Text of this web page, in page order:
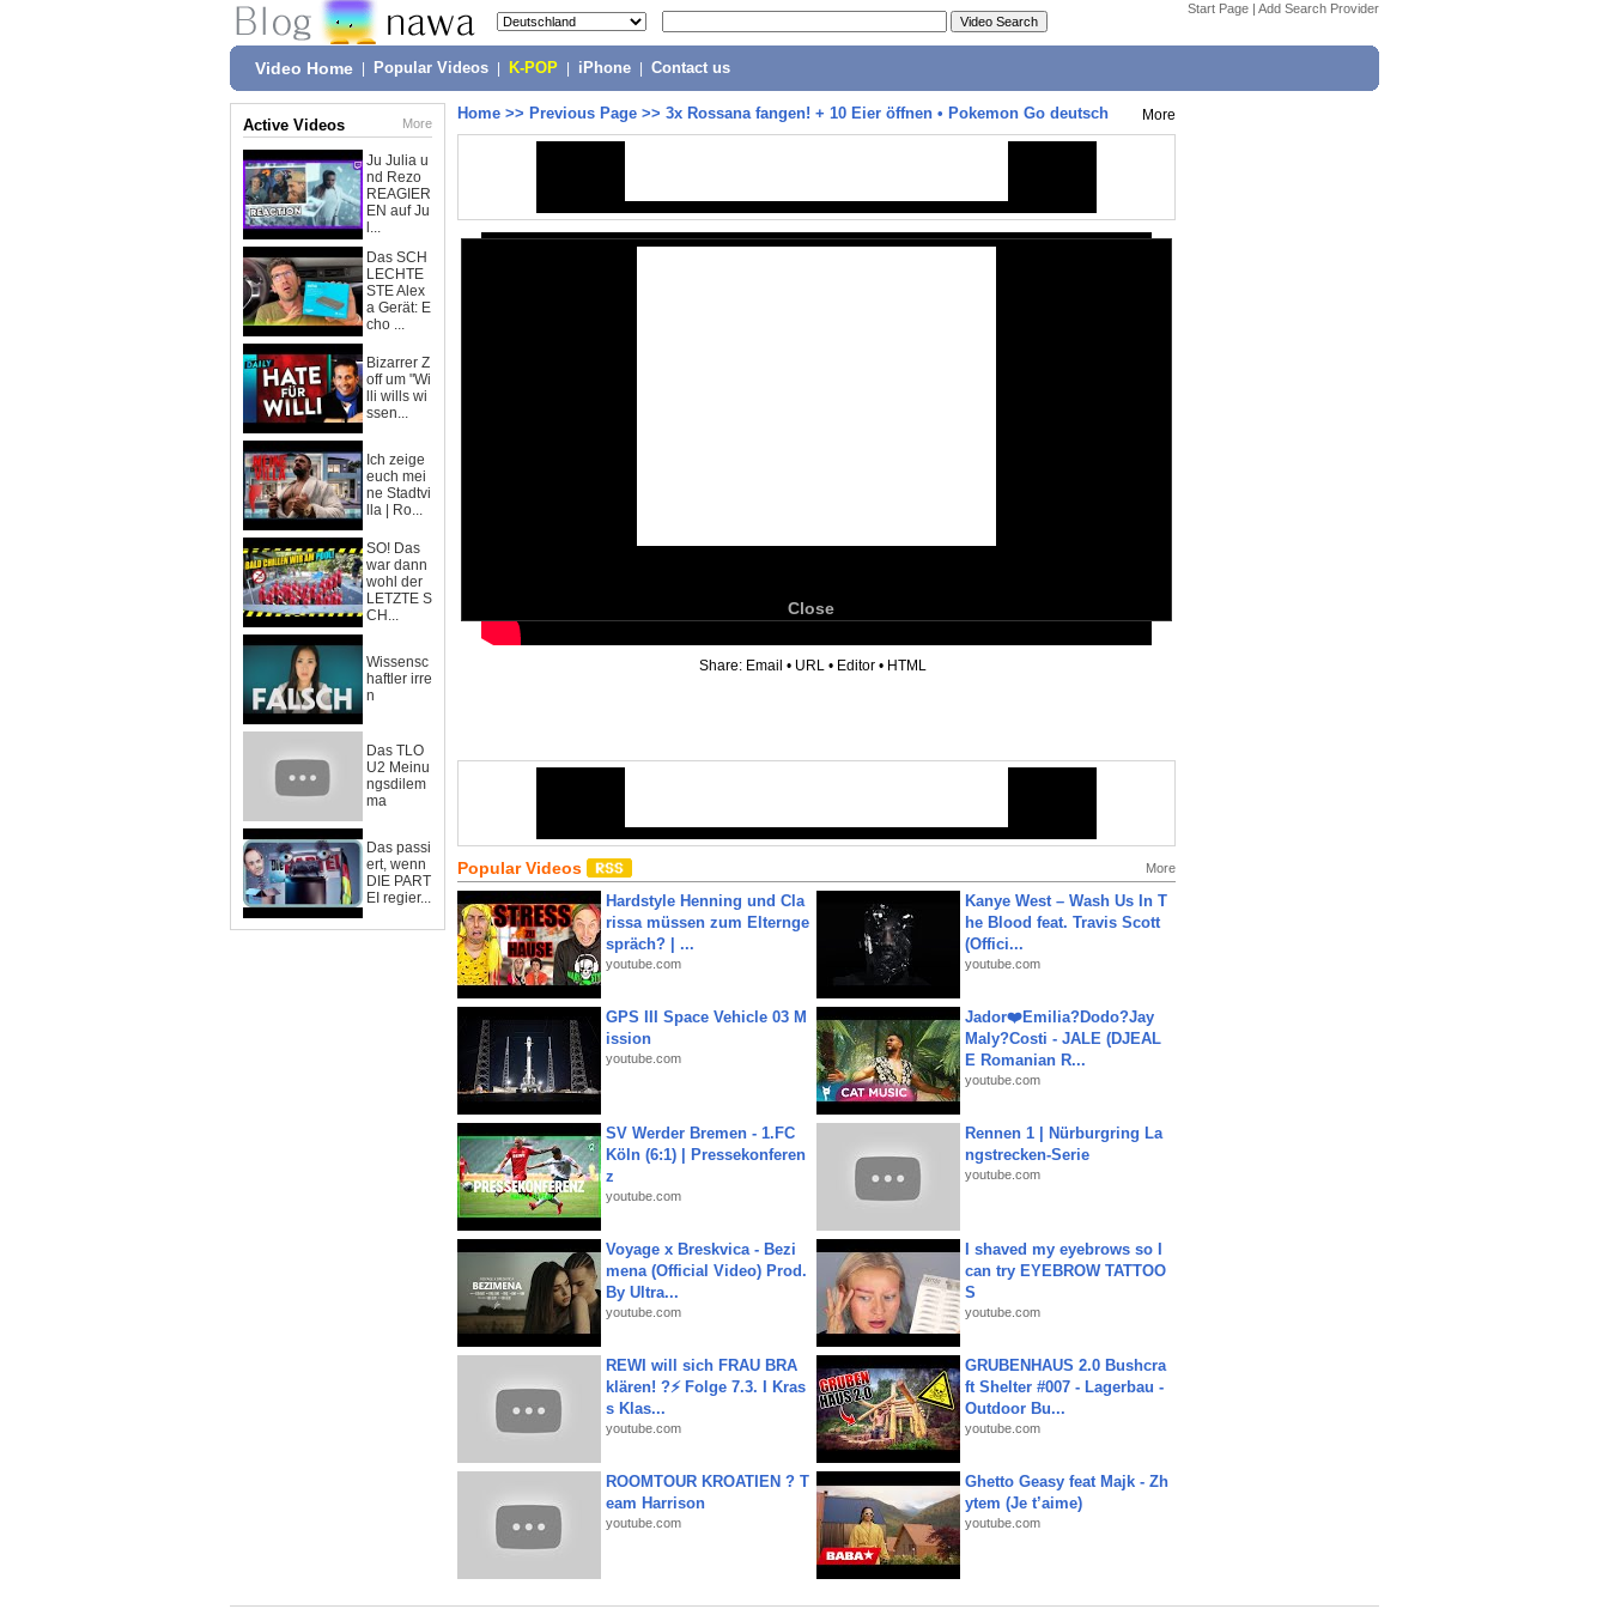
Start Page | Add Search Provider
Video Home Popular Videos K-POP iPhone Contact us
Active Videos More
Ju Julia u
nd Rezo
REAGIER
EN auf Ju
l...
Das SCH
LECHTE
STE Alex
a Gerät: E
cho ...
Bizarrer Z
off um "Wi
lli wills wi
ssen...
Ich zeige
euch mei
ne Stadtvi
lla | Ro...
SO! Das
war dann
wohl der
LETZTE S
CH...
Wissensc
haftler irre
n
Das TLO
U2 Meinu
ngsdilem
ma
Das passi
ert, wenn
DIE PART
EI regier...
Home >> Previous Page >> 3x Rossana fangen! + 10 Eier öffnen • Pokemon Go deutsch More
Close
Share: Email • URL • Editor • HTML
Popular Videos More
Hardstyle Henning und Cla
rissa müssen zum Elternge
spräch? | ...
youtube.com
Kanye West – Wash Us In T
he Blood feat. Travis Scott
(Offici...
youtube.com
GPS III Space Vehicle 03 M
ission
youtube.com
Jador❤️Emilia?Dodo?Jay
Maly?Costi - JALE (DJEAL
E Romanian R...
youtube.com
SV Werder Bremen - 1.FC
Köln (6:1) | Pressekonferen
z
youtube.com
Rennen 1 | Nürburgring La
ngstrecken-Serie
youtube.com
Voyage x Breskvica - Bezi
mena (Official Video) Prod.
By Ultra...
youtube.com
I shaved my eyebrows so I
can try EYEBROW TATTOO
S
youtube.com
REWI will sich FRAU BRA
klären! ?⚡️ Folge 7.3. I Kras
s Klas...
youtube.com
GRUBENHAUS 2.0 Bushcra
ft Shelter #007 - Lagerbau -
Outdoor Bu...
youtube.com
ROOMTOUR KROATIEN ? T
eam Harrison
youtube.com
Ghetto Geasy feat Majk - Zh
ytem (Je t’aime)
youtube.com